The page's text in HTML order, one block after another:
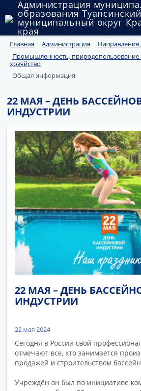
Администрация
образования Туапсинский
муниципальный округ
края
Округ
Администрация
Государственный и
Муниципальное имущество
Публичные слушания и
Документы
Главная Администрация
Направления
Промышленность, природопользование
хозяйство
Общая информация
22 МАЯ – ДЕНЬ
ИНДУСТРИИ
22 МАЯ – ДЕНЬ
ИНДУСТРИИ
22 мая 2024
Сегодня в России свой
отмечают все, кто занимается
продажей и строительством
Учреждён он был по инициативе